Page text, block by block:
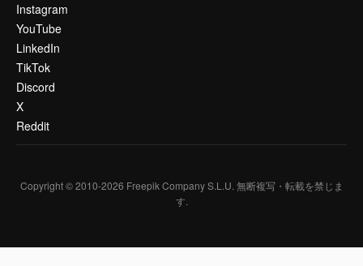
Instagram
YouTube
LinkedIn
TikTok
Discord
X
Reddit
Copyright © 2010-2026 Freepik Company S.L.U. 無断複写・転載を禁じま
す.